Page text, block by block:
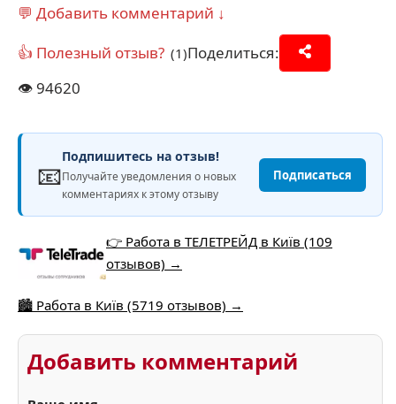
💬 Добавить комментарий ↓
👍 Полезный отзыв? (1)Поделиться:
👁️94620
📧
Подпишитесь на отзыв!
Получайте уведомления о новых
комментариях к этому отзыву
Подписаться
👉 Работа в ТЕЛЕТРЕЙД в Київ (109
отзывов) →
🏙️ Работа в Київ (5719 отзывов) →
Добавить комментарий